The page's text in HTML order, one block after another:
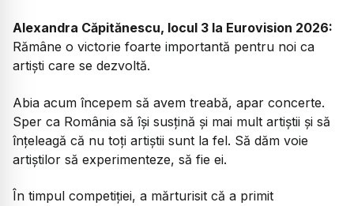
Alexandra Căpitănescu, locul 3 la Eurovision 2026:
Rămâne o victorie foarte importantă pentru noi ca
artiști care se dezvoltă.
Abia acum începem să avem treabă, apar concerte.
Sper ca România să își susțină și mai mult artiștii și să
înțeleagă că nu toți artiștii sunt la fel. Să dăm voie
artiștilor să experimenteze, să fie ei.
În timpul competiției, a mărturisit că a primit